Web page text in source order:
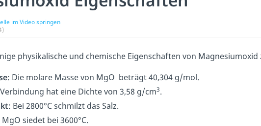
im Video springen
physikalische und chemische Eigenschaften von
: Die molare Masse von MgO beträgt 40,304 g/mol.
hat eine Dichte von 3,58 g/cm3.
: Bei 2800°C schmilzt das Salz.
MgO siedet bei 3600°C.